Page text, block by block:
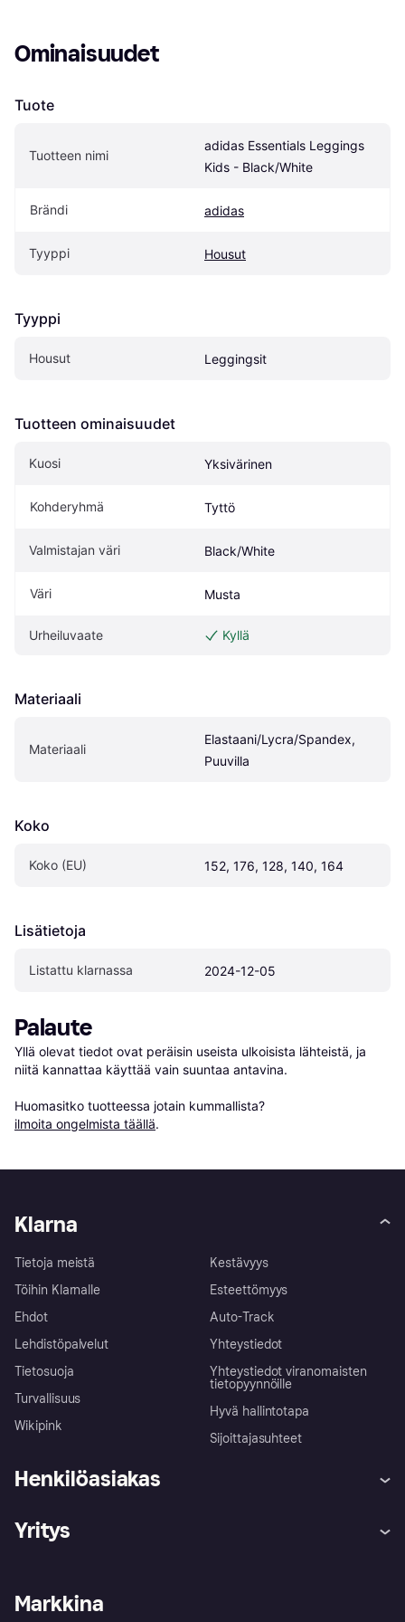
Ominaisuudet
Tuote
Tuotteen nimi
adidas Essentials Leggings
Kids - Black/White
Brändi adidas
Tyyppi Housut
Tyyppi
Housut Leggingsit
Tuotteen ominaisuudet
Kuosi Yksivärinen
Kohderyhmä Tyttö
Valmistajan väri Black/White
Väri Musta
Urheiluvaate Kyllä
Materiaali
Materiaali
Elastaani/Lycra/Spandex,
Puuvilla
Koko
Koko (EU) 152, 176, 128, 140, 164
Lisätietoja
Listattu klarnassa 2024-12-05
Palaute
Yllä olevat tiedot ovat peräisin useista ulkoisista lähteistä, ja
niitä kannattaa käyttää vain suuntaa antavina.
Huomasitko tuotteessa jotain kummallista?
ilmoita ongelmista täällä.
Klarna
Tietoja meistä
Töihin Klarnalle
Ehdot
Lehdistöpalvelut
Tietosuoja
Turvallisuus
Wikipink
Kestävyys
Esteettömyys
Auto-Track
Yhteystiedot
Yhteystiedot viranomaisten
tietopyynnöille
Hyvä hallintotapa
Sijoittajasuhteet
Henkilöasiakas
Kirjaudu sisään
Tutustu kauppoihin
Yritys
Kirjaudu sisään yrityksenä
Markkina